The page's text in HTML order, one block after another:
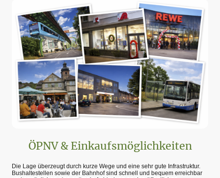
ÖPNV & Einkaufsmöglichkeiten
Die Lage überzeugt durch kurze Wege und eine sehr gute Infrastruktur.
Bushaltestellen sowie der Bahnhof sind schnell und bequem erreichbar